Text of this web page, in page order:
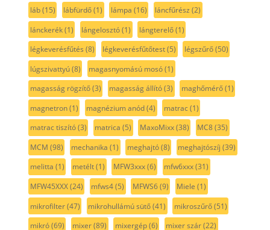
láb(15) lábfürdő(1) lámpa (16) láncfűrész (2)
lánckerék(1) lángelosztó(1) lángterelő(1)
légkeverésfűtés (8) légkeverésfűtőtest(5) légszűrő(50)
lúgszivattyú(8) magasnyomású mosó(1)
magasság rögzítő(3) magasság állító(3) maghőmérő(1)
magnetron(1) magnézium anód(4) matrac(1)
matrac tiszító(3) matrica (5) MaxoMixx(38) MC8(35)
MCM (98) mechanika (1) meghajtó(8) meghajtószíj (39)
melitta (1) metélt(1) MFW3xxx(6) mfw6xxx(31)
MFW45XXX(24) mfws4(5) MFWS6(9) Miele (1)
mikrofilter(47) mikrohullámú sütő(41) mikroszűrő(51)
mikró(69) mixer(89) mixergép(6) mixer szár(22)